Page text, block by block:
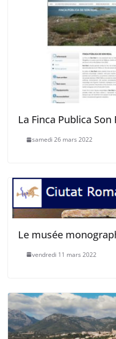
La Finca Publica Son
samedi 26 mars 2022
Le musée
vendredi 11 mars 2022